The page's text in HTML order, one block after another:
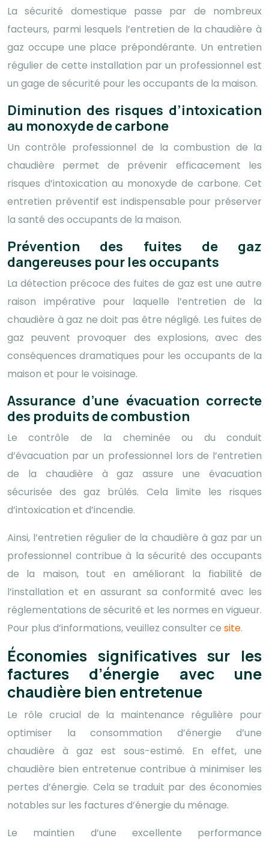
La sécurité domestique passe par de nombreux
facteurs, parmi lesquels l’entretien de la chaudière à
gaz occupe une place prépondérante. Un entretien
régulier de cette installation par un professionnel est
un gage de sécurité pour les occupants de la maison.
Diminution des risques d’intoxication
au monoxyde de carbone
Un contrôle professionnel de la combustion de la
chaudière permet de prévenir efficacement les
risques d’intoxication au monoxyde de carbone. Cet
entretien préventif est indispensable pour préserver
la santé des occupants de la maison.
Prévention des fuites de gaz
dangereuses pour les occupants
La détection précoce des fuites de gaz est une autre
raison impérative pour laquelle l’entretien de la
chaudière à gaz ne doit pas être négligé. Les fuites de
gaz peuvent provoquer des explosions, avec des
conséquences dramatiques pour les occupants de la
maison et pour le voisinage.
Assurance d’une évacuation correcte
des produits de combustion
Le contrôle de la cheminée ou du conduit
d’évacuation par un professionnel lors de l’entretien
de la chaudière à gaz assure une évacuation
sécurisée des gaz brûlés. Cela limite les risques
d’intoxication et d’incendie.
Ainsi, l’entretien régulier de la chaudière à gaz par un
professionnel contribue à la sécurité des occupants
de la maison, tout en améliorant la fiabilité de
l’installation et en assurant sa conformité avec les
réglementations de sécurité et les normes en vigueur.
Pour plus d’informations, veuillez consulter ce site.
Économies significatives sur les
factures d’énergie avec une
chaudière bien entretenue
Le rôle crucial de la maintenance régulière pour
optimiser la consommation d’énergie d’une
chaudière à gaz est sous-estimé. En effet, une
chaudière bien entretenue contribue à minimiser les
pertes d’énergie. Cela se traduit par des économies
notables sur les factures d’énergie du ménage.
Le maintien d’une excellente performance